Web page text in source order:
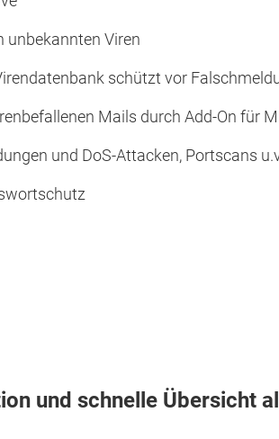
unbekannten Viren
schützt vor
Mails durch Add-On für
und DoS-Attacken, Portscans
und schnelle Übersicht